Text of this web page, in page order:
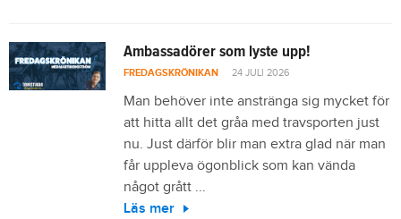
Ambassadörer som lyste upp!
FREDAGSKRÖNIKAN 24 JULI 2026
Man behöver inte anstränga sig mycket för
att hitta allt det gråa med travsporten just
nu. Just därför blir man extra glad när man
får uppleva ögonblick som kan vända
något grått ...
Läs mer